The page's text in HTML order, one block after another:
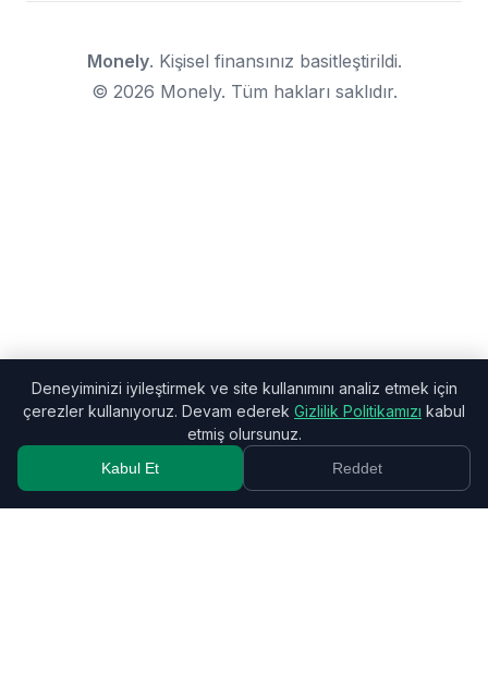
Monely. Kişisel finansınız basitleştirildi.
© 2026 Monely. Tüm hakları saklıdır.
Deneyiminizi iyileştirmek ve site kullanımını analiz etmek için
çerezler kullanıyoruz. Devam ederek Gizlilik Politikamızı kabul
etmiş olursunuz.
Kabul Et Reddet